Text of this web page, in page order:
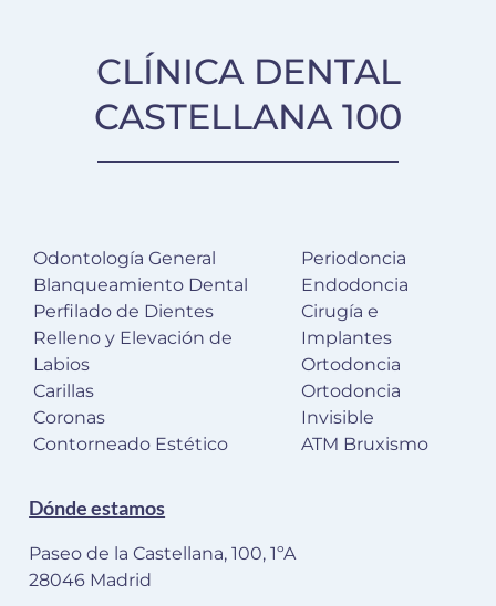
CLÍNICA DENTAL
CASTELLANA 100
Odontología General
Blanqueamiento Dental
Perfilado de Dientes
Relleno y Elevación de
Labios
Carillas
Coronas
Contorneado Estético
Periodoncia
Endodoncia
Cirugía e
Implantes
Ortodoncia
Ortodoncia
Invisible
ATM Bruxismo
Dónde estamos
Paseo de la Castellana, 100, 1ºA
28046 Madrid